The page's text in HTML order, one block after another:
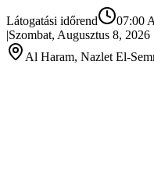
Látogatási időrend 07:00
|Szombat, Augusztus 8, 2026
Al Haram, Nazlet El-